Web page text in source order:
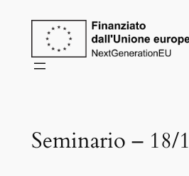
contenuto
Seminario – 18/